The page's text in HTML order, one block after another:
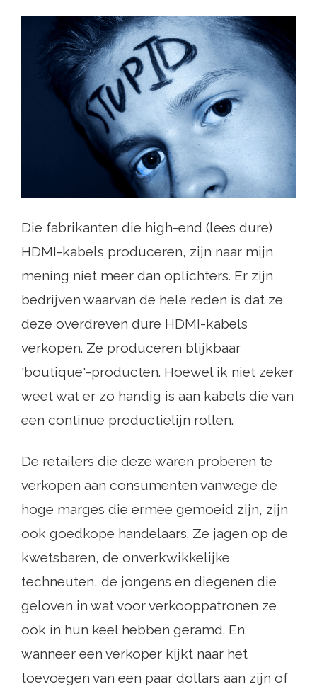
Die fabrikanten die high-end (lees dure)
HDMI-kabels produceren, zijn naar mijn
mening niet meer dan oplichters. Er zijn
bedrijven waarvan de hele reden is dat ze
deze overdreven dure HDMI-kabels
verkopen. Ze produceren blijkbaar
'boutique'-producten. Hoewel ik niet zeker
weet wat er zo handig is aan kabels die van
een continue productielijn rollen.
De retailers die deze waren proberen te
verkopen aan consumenten vanwege de
hoge marges die ermee gemoeid zijn, zijn
ook goedkope handelaars. Ze jagen op de
kwetsbaren, de onverkwikkelijke
techneuten, de jongens en diegenen die
geloven in wat voor verkooppatronen ze
ook in hun keel hebben geramd. En
wanneer een verkoper kijkt naar het
toevoegen van een paar dollars aan zijn of